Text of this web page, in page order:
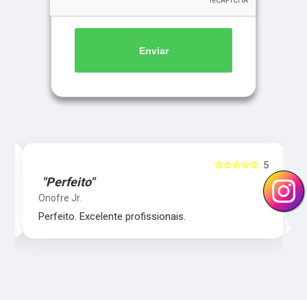
Enviar
5
☆☆☆☆☆
"Perfeito"
Onofre Jr.
Perfeito. Excelente profissionais.
‹